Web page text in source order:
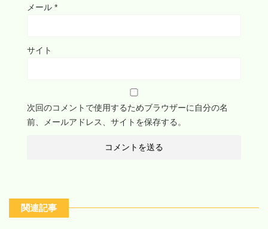
メール *
サイト
次回のコメントで使用するためブラウザーに自分の名
前、メールアドレス、サイトを保存する。
関連記事